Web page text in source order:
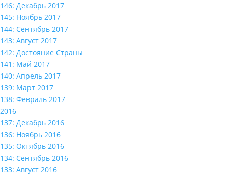
146: Декабрь 2017
145: Ноябрь 2017
144: Сентябрь 2017
143: Август 2017
142: Достояние Страны
141: Май 2017
140: Апрель 2017
139: Март 2017
138: Февраль 2017
2016
137: Декабрь 2016
136: Ноябрь 2016
135: Октябрь 2016
134: Сентябрь 2016
133: Август 2016